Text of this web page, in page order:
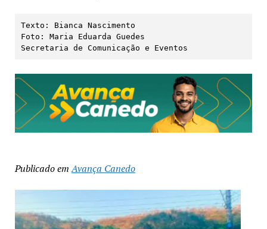
Texto: Bianca Nascimento
Foto: Maria Eduarda Guedes
Secretaria de Comunicação e Eventos
Publicado em Avança Canedo